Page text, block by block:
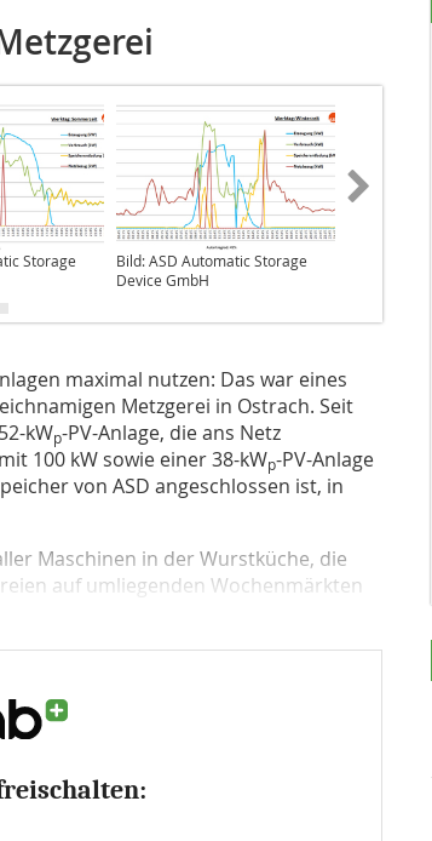
Storage
Bild: ASD Automatic Storage
Device GmbH
Bild: ASD
maximal nutzen: Das war eines
Metzgerei in ­Ostrach. Seit
kWp-PV-Anlage, die ans Netz
100 kW sowie einer 38-kWp-PV-Anlage
von ASD angeschlossen ist, in
Maschinen in der Wurstküche, die
auf umliegenden Wochenmärkten